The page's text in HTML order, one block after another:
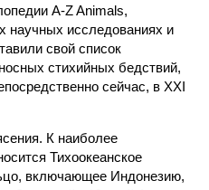
A-Z Animals,
научных исследованиях и
свой список
стихийных бедствий,
сейчас, в XXI
К наиболее
Тихоокеанское
включающее Индонезию,